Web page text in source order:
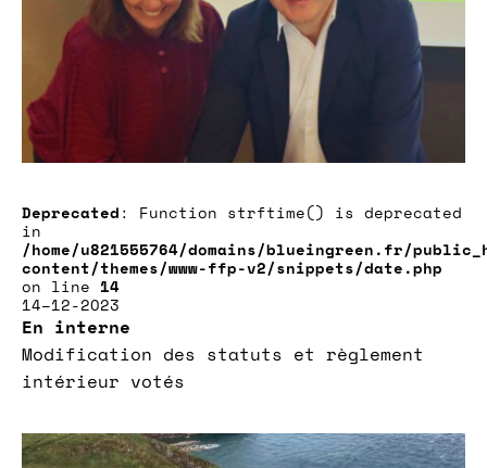
Deprecated: Function strftime() is deprecated
in
/home/u821555764/domains/blueingreen.fr/
content/themes/www-ffp-v2/snippets/date.php
on line 14
14–12-2023
En interne
Modification des statuts et règlement
intérieur votés